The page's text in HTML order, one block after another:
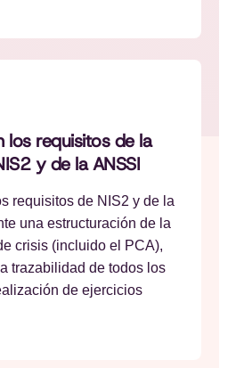
los requisitos de la
y de la ANSSI
requisitos de NIS2 y de la
una estructuración de la
crisis (incluido el PCA),
trazabilidad de todos los
de ejercicios